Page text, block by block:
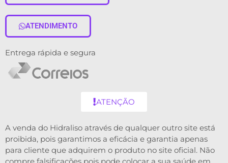
ATENDIMENTO
Entrega rápida e segura
ATENÇÃO
A venda do Hidraliso através de qualquer outro site está
proibida, pois garantimos a eficácia e garantia apenas
para cliente que adquirem o produto no site oficial. Não